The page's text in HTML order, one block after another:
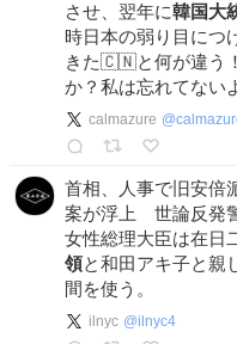
させ、翌年に韓国大
時日本の弱り目につ
きた🇨🇳と何が違う
か？私は忘れてない
calmazure @
首相、人事で旧安倍
案が浮上 世論反発
女性総理大臣は在日
領と和田アキ子と親
間を使う。
ilnyc @ilnyc4